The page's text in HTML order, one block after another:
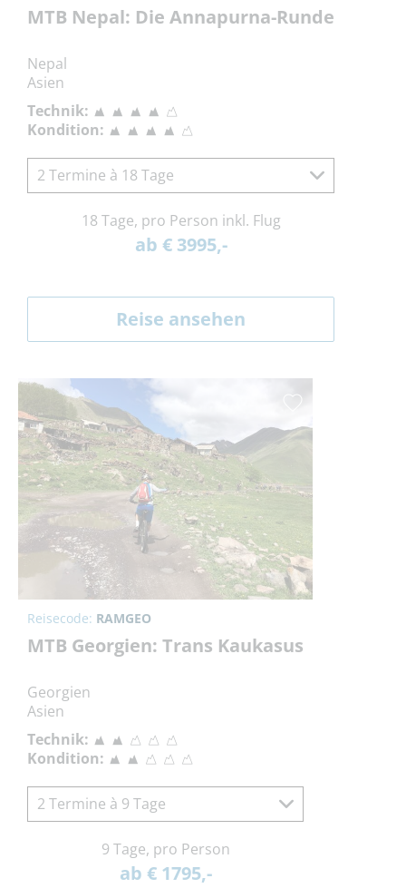
MTB Nepal: Die Annapurna-Runde
Nepal
Asien
Technik:
Kondition:
2 Termine à 18 Tage
18 Tage, pro Person inkl. Flug
ab € 3995,-
Reise ansehen
Reisecode: RAMGEO
MTB Georgien: Trans Kaukasus
Georgien
Asien
Technik:
Kondition:
2 Termine à 9 Tage
9 Tage, pro Person
ab € 1795,-